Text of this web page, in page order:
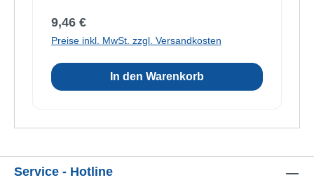
Regulärer Preis:
9,46 €
Preise inkl. MwSt. zzgl. Versandkosten
In den Warenkorb
Service - Hotline